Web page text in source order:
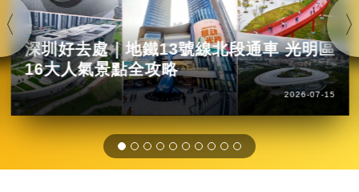
深圳好去處｜地鐵13號線北段通車 光明區
16大人氣景點全攻略
2026-07-15